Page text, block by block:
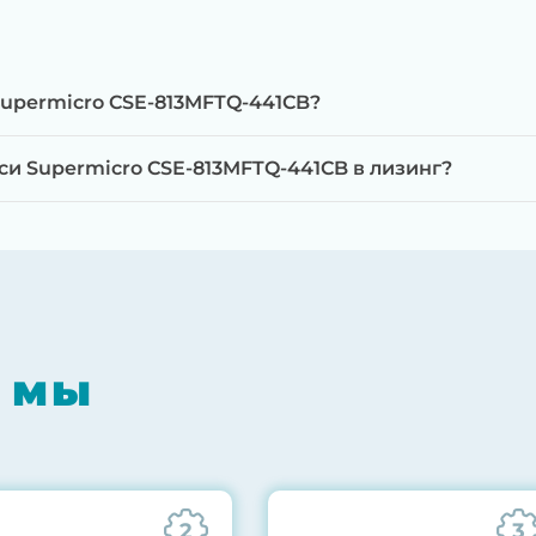
на специализированном оборудовании с
нагрузкой в течение 72 часов для проверки
CSE-813MFTQ-441CB?
CSE-813MFTQ-441CB в лизинг?
мы
2 3